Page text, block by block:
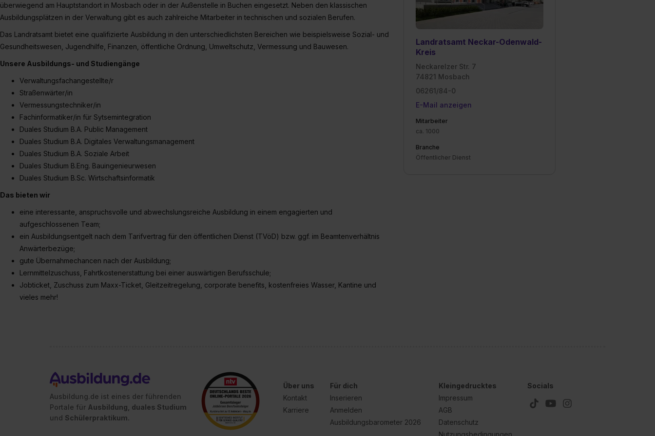
Landratsamt Neckar-Odenwald-
Kreis
Neckarelzer Str. 7
74821 Mosbach
06261/84-0
E-Mail anzeigen
Mitarbeiter
ca. 1000
Branche
Öffentlicher Dienst
überwiegend am Hauptstandort in Mosbach oder in der Außenstelle in Buchen eingesetzt. Neben den klassischen
Ausbildungsplätzen in der Verwaltung gibt es auch zahlreiche Mitarbeiter in technischen und sozialen Berufen.
Das Landratsamt bietet eine qualifizierte Ausbildung in den unterschiedlichsten Bereichen wie beispielsweise Sozial- und
Gesundheitswesen, Jugendhilfe, Finanzen, öffentliche Ordnung, Umweltschutz, Vermessung und Bauwesen.
Unsere Ausbildungs- und Studiengänge
Verwaltungsfachangestellte/r
Straßenwärter/in
Vermessungstechniker/in
Fachinformatiker/in für Sytsemintegration
Duales Studium B.A. Public Management
Duales Studium B.A. Digitales Verwaltungsmanagement
Duales Studium B.A. Soziale Arbeit
Duales Studium B.Eng. Bauingenieurwesen
Duales Studium B.Sc. Wirtschaftsinformatik
Das bieten wir
eine interessante, anspruchsvolle und abwechslungsreiche Ausbildung in einem engagierten und
aufgeschlossenen Team;
ein Ausbildungsentgelt nach dem Tarifvertrag für den öffentlichen Dienst (TVöD) bzw. ggf. im Beamtenverhältnis
Anwärterbezüge;
gute Übernahmechancen nach der Ausbildung;
Lernmittelzuschuss, Fahrtkostenerstattung bei einer auswärtigen Berufsschule;
Jobticket, Zuschuss zum Maxx-Ticket, Gleitzeitregelung, corporate benefits, kostenfreies Wasser, Kantine und
vieles mehr!
Ausbildung.de ist eines der führenden
Portale für Ausbildung, duales Studium
und Schülerpraktikum.
Über uns
Kontakt
Karriere
Für dich
Inserieren
Anmelden
Ausbildungsbarometer 2026
Kleingedrucktes
Impressum
AGB
Datenschutz
Nutzungsbedingungen
Socials